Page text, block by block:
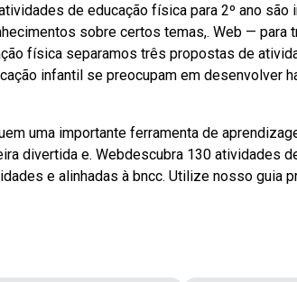
de educação física para 2º ano
sobre certos temas,. Web — para
física separamos três propostas de
infantil se preocupam em desenvolver
uma importante ferramenta de
divertida e. Webdescubra 130 atividades
e alinhadas à bncc. Utilize nosso guia